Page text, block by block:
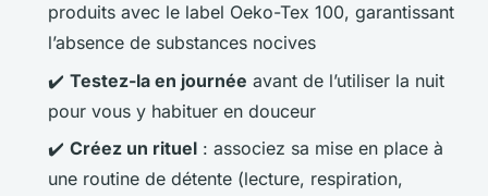
produits avec le label Oeko-Tex 100, garantissant
l’absence de substances nocives
✔️ Testez-la en journée avant de l’utiliser la nuit
pour vous y habituer en douceur
✔️ Créez un rituel : associez sa mise en place à
une routine de détente (lecture, respiration,